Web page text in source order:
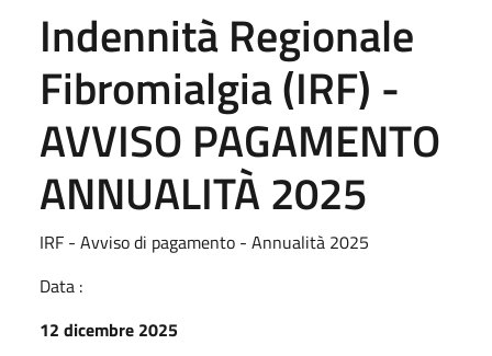
Indennità Regionale
Fibromialgia (IRF) -
AVVISO PAGAMENTO
ANNUALITÀ 2025
IRF - Avviso di pagamento - Annualità 2025
Data :
12 dicembre 2025